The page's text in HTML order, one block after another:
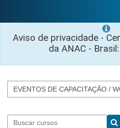
Aviso de privacidade -
da ANAC - Brasil:
Categorias de Cursos
Buscar cursos